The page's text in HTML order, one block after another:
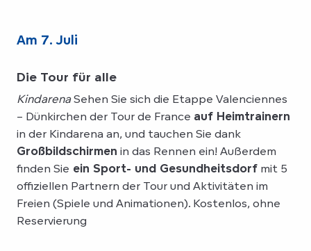
Am 7. Juli
Die Tour für alle
KindarenaSehen Sie sich die Etappe Valenciennes
– Dünkirchen der Tour de France auf Heimtrainern
in der Kindarena an, und tauchen Sie dank
Großbildschirmen in das Rennen ein! Außerdem
finden Sie ein Sport- und Gesundheitsdorf mit 5
offiziellen Partnern der Tour und Aktivitäten im
Freien (Spiele und Animationen). Kostenlos, ohne
Reservierung